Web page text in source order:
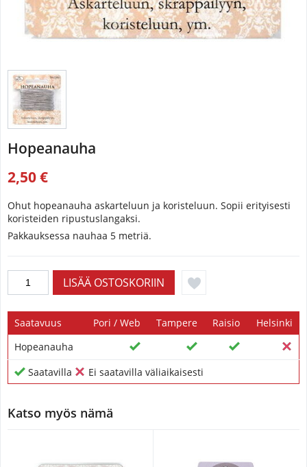
Hopeanauha
2,50 €
Ohut hopeanauha askarteluun ja koristeluun. Sopii erityisesti
koristeiden ripustuslangaksi.
Pakkauksessa nauhaa 5 metriä.
Saatavuus Pori / Web Tampere Raisio
Helsinki
Hopeanauha
Saatavilla
Ei saatavilla väliaikaisesti
Katso myös nämä